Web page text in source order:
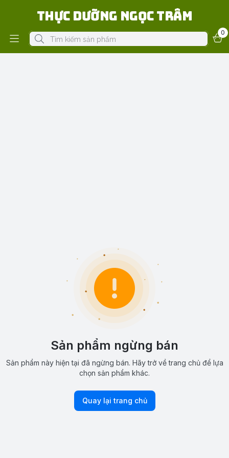
Thực Dưỡng Ngọc Trâm
0
Sản phẩm ngừng bán
Sản phẩm này hiện tại đã ngừng bán. Hãy trở về trang chủ để lựa
chọn sản phẩm khác.
Quay lại trang chủ